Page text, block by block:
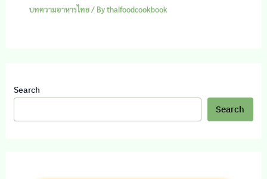
บทความอาหารไทย/ Bythaifoodcookbook
Search
Search